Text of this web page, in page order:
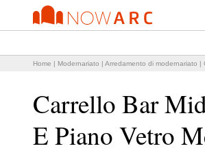
Home | Modernariato | Arredamento di modernariato |
Carrello Bar
E Piano Vetro